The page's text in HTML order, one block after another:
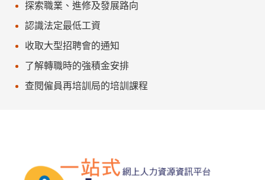
探索職業、進修及發展路向
認識法定最低工資
收取大型招聘會的通知
了解轉職時的強積金安排
查閱僱員再培訓局的培訓課程